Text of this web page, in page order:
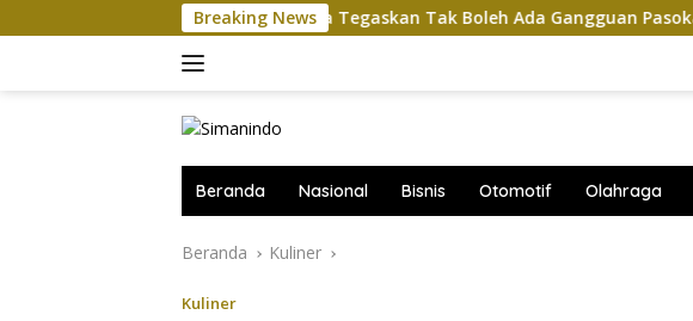
ke
Breaking News
Komut Pertamina Tegaskan Tak Boleh Ada Gangguan Pasokan
Beranda Nasional Bisnis Otomotif Olahraga
Beranda Kuliner
Kuliner